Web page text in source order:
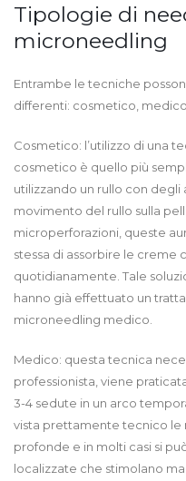
Tipologie di
microneedling
Entrambe le tecniche
differenti: cosmetico,
Cosmetico: l’utilizzo di una
cosmetico è quello più
utilizzando un rullo con degli
movimento del rullo sulla
microperforazioni, queste
stessa di assorbire le creme
quotidianamente. Tale
hanno già effettuato un
microneedling medico.
Medico: questa tecnica
professionista, viene
3-4 sedute in un arco
vista prettamente tecnico le
profonde e in molti casi si
localizzate che stimolano